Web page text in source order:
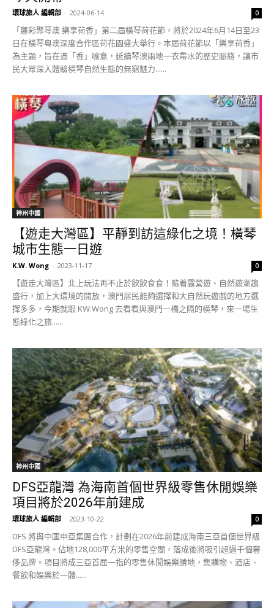
環球旅人 編輯部 - 2024-06-14 0
「蓮彩聚琴澳 樂享荷香」第二屆橫琴荷花節，將於2024年6月14日至23
日在橫琴粵澳深度合作區荷花園盛大舉行。本屆荷花節以「樂享荷香」
為主題，旨在憑「香」喻意，延續琴澳兩地一衣帶水的歷史脈絡，讓市
民大眾深入體驗橫琴自然生態的無窮魅力......
神州中國
【遊走大灣區】平靜到訪這綠化之境！橫琴
城市生態一日遊
K.W. Wong - 2023-11-17 0
【遊走大灣區】北上玩法再不止於飲飲食食！隨着露營遊、自然遊漸趨
盛行，加上大環境的開放，澳門居民能夠選擇和大自然玩遊戲的地方選
擇多多，今期就跟 KW.Wong 去看看與澳門一橋之隔的橫琴，來一場生
態綠化之旅......
神州中國
DFS亞龍灣 為海南首個世界級零售休閒娛樂
項目將於2026年前建成
環球旅人 編輯部 - 2023-10-22 0
DFS 將與中國申亞集團合作，計劃在2026年前建成海南三亞首個世界級
DFS亞龍灣。佔地128,000平方米的零售空間，落成後將吸引超過千個奢
侈品牌。項目將成三亞首屈一指的零售休閒娛樂勝地，集購物、酒店、
餐飲和娛樂於一體......